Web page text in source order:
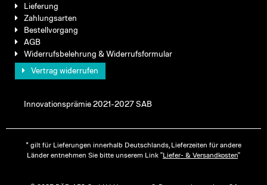
Lieferung
Zahlungsarten
Bestellvorgang
AGB
Widerrufsbelehrung & Widerrufsformular
Vertrag widerrufen
Innovationsprämie 2021-2027 SAB
* gilt für Lieferungen innerhalb Deutschlands, Lieferzeiten für andere
Länder entnehmen Sie bitte unserem Link "Liefer- & Versandkosten"